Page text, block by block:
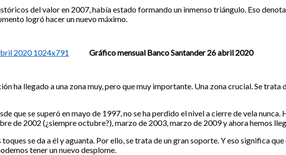
del valor en 2007, había estado formando un inmenso triángulo. Eso
logró hacer un nuevo máximo.
Gráfico mensual Banco Santander 26 abril 2020
ha llegado a una zona muy, pero que muy importante. Una zona crucial. Se
que se superó en mayo de 1997, no se ha perdido el nivel a cierre de vela
de 2002 (¿siempre octubre?), marzo de 2003, marzo de 2009 y ahora hemos
se da a él y aguanta. Por ello, se trata de un gran soporte. Y eso significa
tener un nuevo desplome.